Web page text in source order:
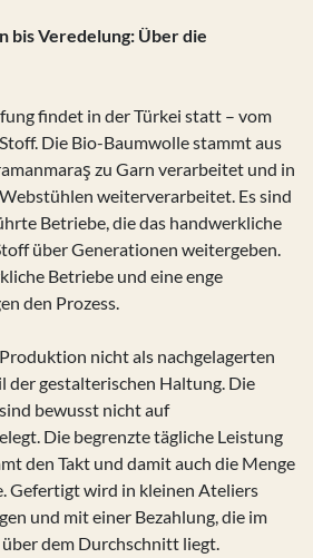
bis Veredelung: Über die
findet in der Türkei statt – vom
Die Bio-Baumwolle stammt aus
zu Garn verarbeitet und in
weiterverarbeitet. Es sind
Betriebe, die das handwerkliche
über Generationen weitergeben.
Betriebe und eine enge
den Prozess.
nicht als nachgelagerten
der gestalterischen Haltung. Die
bewusst nicht auf
Die begrenzte tägliche Leistung
den Takt und damit auch die Menge
Gefertigt wird in kleinen Ateliers
und mit einer Bezahlung, die im
dem Durchschnitt liegt.